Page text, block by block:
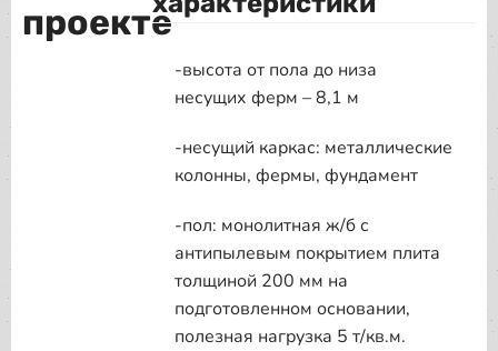
проекте
-высота от пола до низа
несущих ферм – 8,1 м
-несущий каркас: металлические
колонны, фермы, фундамент
-пол: монолитная ж/б с
антипылевым покрытием плита
толщиной 200 мм на
подготовленном основании,
полезная нагрузка 5 т/кв.м.